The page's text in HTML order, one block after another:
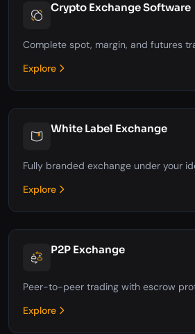
Crypto Exchange Software
Complete spot, margin, and futures
Explore
White Label Exchange
Fully branded exchange under your
Explore
P2P Exchange
Peer-to-peer trading with escrow
Explore